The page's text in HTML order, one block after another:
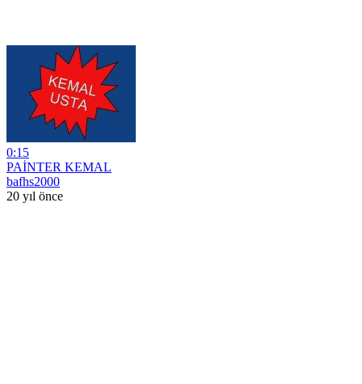
0:15
PAİNTER KEMAL
bafhs2000
20 yıl önce